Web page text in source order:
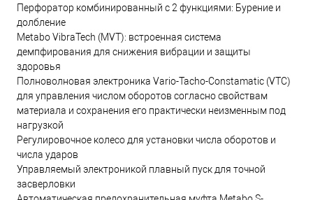
Перфоратор комбинированный с 2 функциями: Бурение и
долбление
Metabo VibraTech (MVT): встроенная система
демпфирования для снижения вибрации и защиты
здоровья
Полноволновая электроника Vario-Tacho-Constamatic (VTC)
для управления числом оборотов согласно свойствам
материала и сохранения его практически неизменным под
нагрузкой
Регулировочное колесо для установки числа оборотов и
числа ударов
Управляемый электроникой плавный пуск для точной
засверловки